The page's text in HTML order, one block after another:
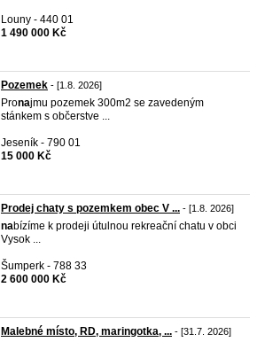
Louny - 440 01
1 490 000 Kč
Pozemek - [1.8. 2026]
Pronajmu pozemek 300m2 se zavedeným
stánkem s občerstve ...
Jeseník - 790 01
15 000 Kč
Prodej chaty s pozemkem obec V ... - [1.8. 2026]
nabízíme k prodeji útulnou rekreační chatu v obci
Vysok ...
Šumperk - 788 33
2 600 000 Kč
Malebné místo, RD, maringotka, ... - [31.7. 2026]